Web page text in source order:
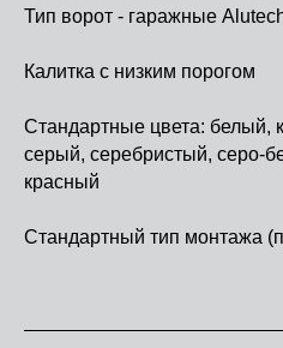
Тип ворот - гаражные
Калитка с низким порогом
Стандартные цвета: белый,
серый, серебристый, серо-
красный
Стандартный тип монтажа